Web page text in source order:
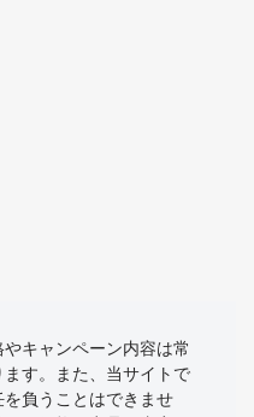
キャンペーン内容は常
す。また、当サイトで
負うことはできませ